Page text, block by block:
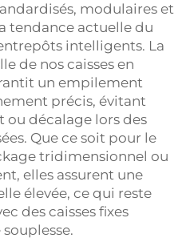
modulaires et
tendance actuelle du
intelligents. La
de nos caisses en
un empilement
précis, évitant
décalage lors des
Que ce soit pour le
tridimensionnel ou
elles assurent une
élevée, ce qui reste
des caisses fixes